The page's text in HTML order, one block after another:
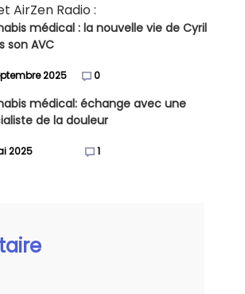
AirZen Radio :
médical : la nouvelle vie de Cyril
son AVC
2025 0
médical: échange avec une
de la douleur
2025 1